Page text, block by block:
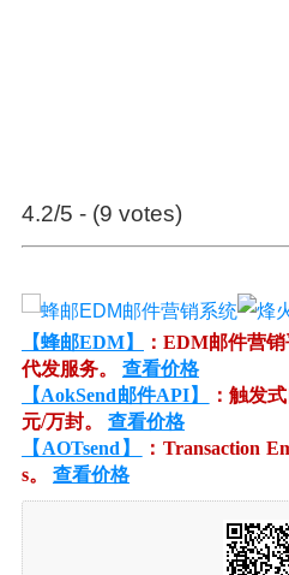
4.2/5 - (9 votes)
【蜂邮EDM】
：EDM邮件营
代发服务。 查看价格
【AokSend邮件API】
：触发
元/万封。 查看价格
【AOTsend】
：Transaction
s。 查看价格